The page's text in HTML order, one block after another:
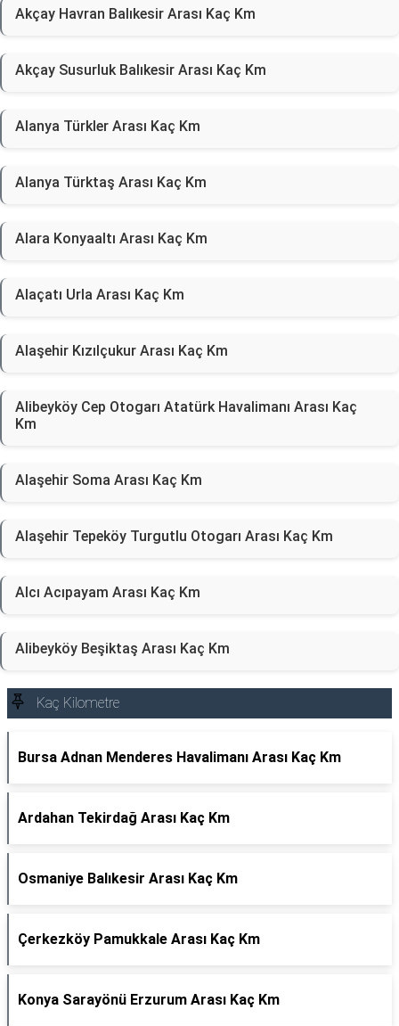
Akçay Havran Balıkesir Arası Kaç Km
Akçay Susurluk Balıkesir Arası Kaç Km
Alanya Türkler Arası Kaç Km
Alanya Türktaş Arası Kaç Km
Alara Konyaaltı Arası Kaç Km
Alaçatı Urla Arası Kaç Km
Alaşehir Kızılçukur Arası Kaç Km
Alibeyköy Cep Otogarı Atatürk Havalimanı Arası Kaç
Km
Alaşehir Soma Arası Kaç Km
Alaşehir Tepeköy Turgutlu Otogarı Arası Kaç Km
Alcı Acıpayam Arası Kaç Km
Alibeyköy Beşiktaş Arası Kaç Km
Kaç Kilometre
Bursa Adnan Menderes Havalimanı Arası Kaç Km
Ardahan Tekirdağ Arası Kaç Km
Osmaniye Balıkesir Arası Kaç Km
Çerkezköy Pamukkale Arası Kaç Km
Konya Sarayönü Erzurum Arası Kaç Km